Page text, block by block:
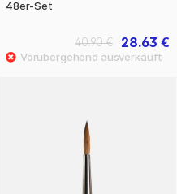
48er-Set
28.63 €
40.90 €